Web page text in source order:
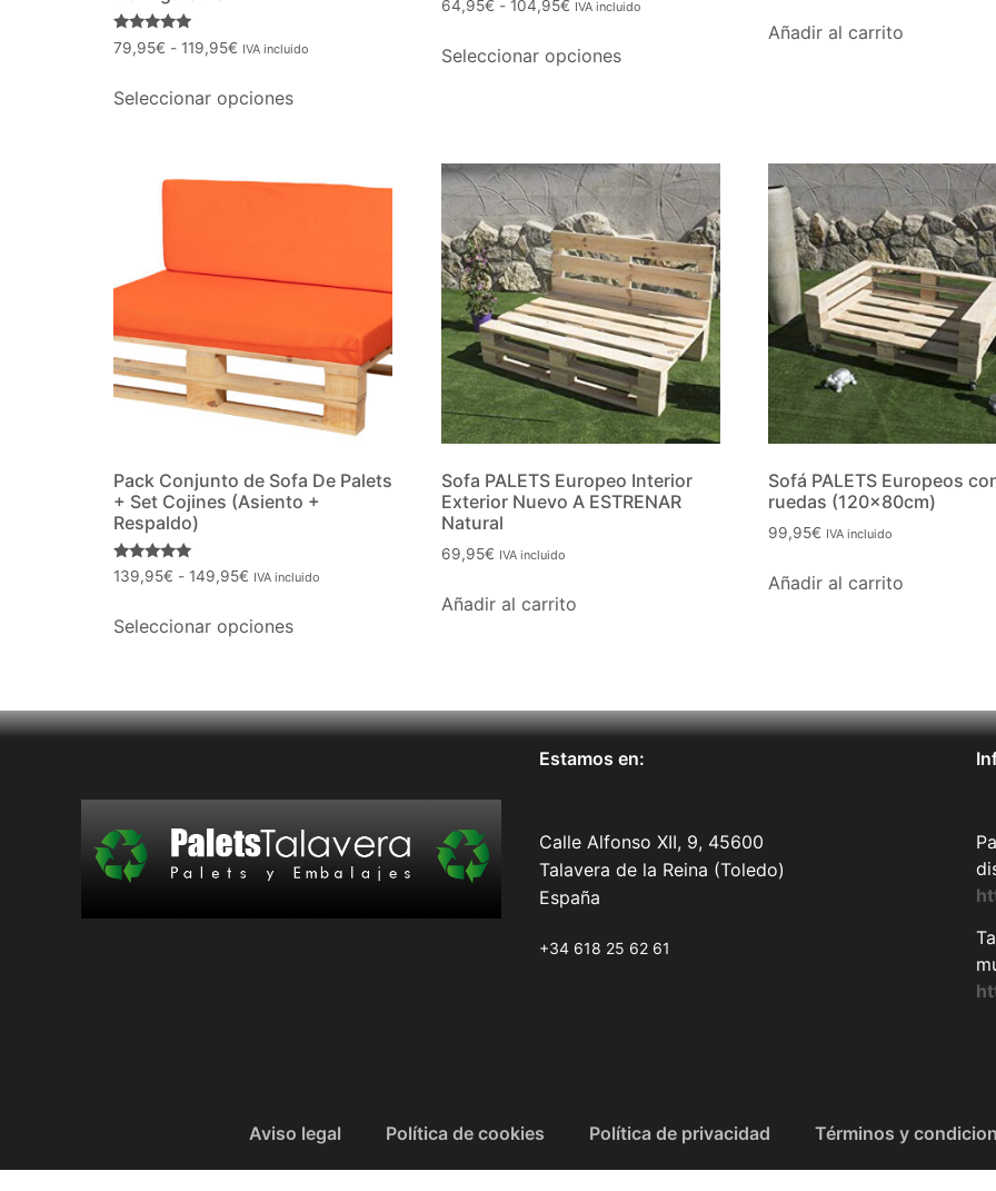
Valorado
con
79,95€ - 119,95€ IVA incluido
Seleccionar opciones
con
64,95€ - 104,95€ IVA incluido
Seleccionar opciones
Añadir al carrito
Pack Conjunto de Sofa De Palets
+ Set Cojines (Asiento +
Respaldo)
Valorado
con
139,95€ - 149,95€ IVA incluido
Seleccionar opciones
Sofa PALETS Europeo Interior
Exterior Nuevo A ESTRENAR
Natural
69,95€ IVA incluido
Añadir al carrito
Sofá PALETS Europeos
ruedas (120x80cm)
99,95€ IVA incluido
Añadir al carrito
Estamos en:
Calle Alfonso XII, 9, 45600
Talavera de la Reina (Toledo)
España
+34 618 25 62 61
Aviso legal Política de cookies Política de privacidad Términos y